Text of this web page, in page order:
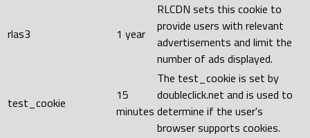
rlas3 1 year
RLCDN sets this cookie to
provide users with relevant
advertisements and limit the
number of ads displayed.
test_cookie
15
minutes
The test_cookie is set by
doubleclick.net and is used to
determine if the user's
browser supports cookies.